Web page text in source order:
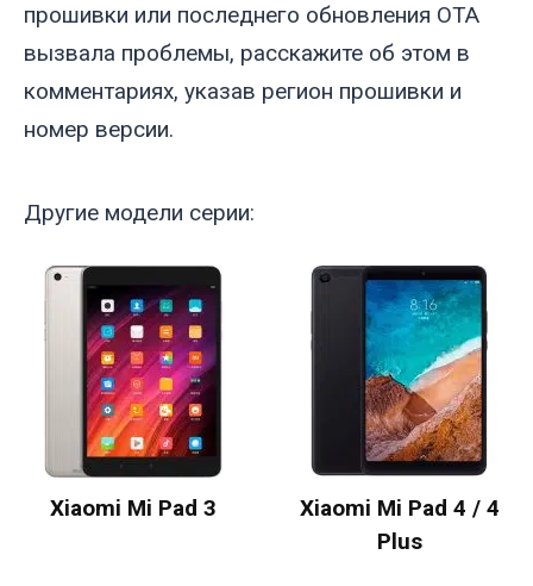
прошивки или последнего обновления OTA
вызвала проблемы, расскажите об этом в
комментариях, указав регион прошивки и
номер версии.
Другие модели серии:
Xiaomi Mi Pad 3
Xiaomi Mi Pad 4 / 4
Plus